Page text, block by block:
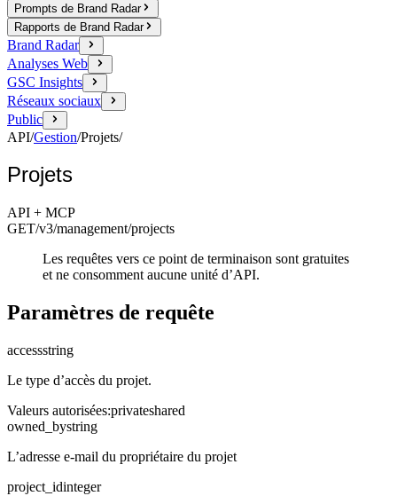
Prompts de Brand Radar
Rapports de Brand Radar
Brand Radar
Analyses Web
GSC Insights
Réseaux sociaux
Public
API/Gestion/Projets/
Projets
API + MCP
GET/v3/management/projects
Les requêtes vers ce point de terminaison sont gratuites
et ne consomment aucune unité d’API.
Paramètres de requête
accessstring
Le type d’accès du projet.
Valeurs autorisées:privateshared
owned_bystring
L’adresse e-mail du propriétaire du projet
project_idinteger